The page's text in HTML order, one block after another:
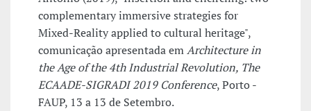
complementary immersive strategies for
Mixed-Reality applied to cultural heritage",
comunicação apresentada emArchitecture in
the Age of the 4th Industrial Revolution, The
ECAADE-SIGRADI 2019 Conference, Porto -
FAUP, 13 a 13 de Setembro.